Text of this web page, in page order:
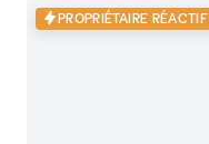
PROPRIÉTAIRE